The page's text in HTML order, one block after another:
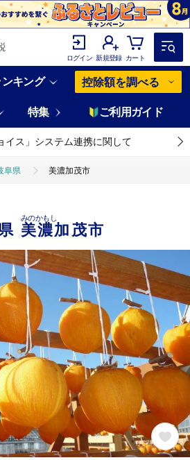
ログイン 新規登録 カート
ンキング 控除額を調べる
特集 ご利用ガイド
イス」システム連携に関して
阜県 美濃加茂市
美濃加茂市
みのかもし